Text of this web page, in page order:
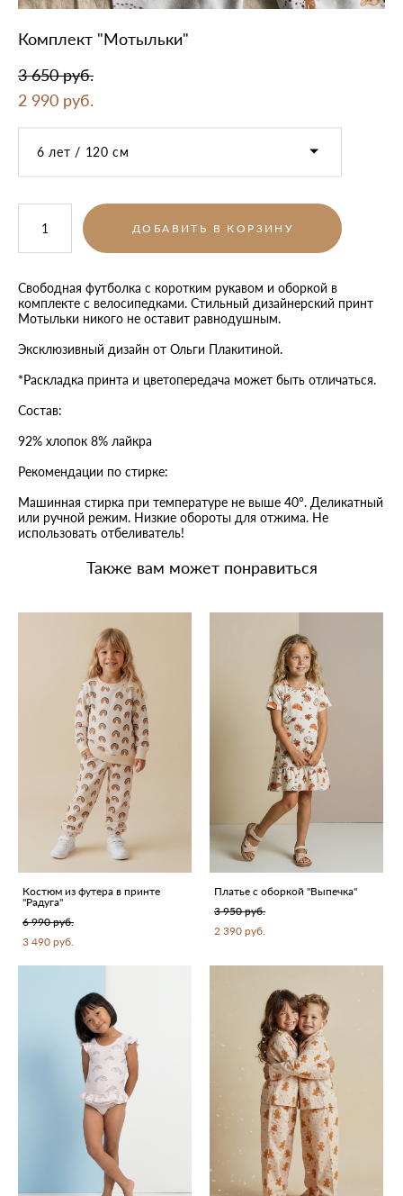
Комплект "Мотыльки"
3 650 pуб.
2 990 pуб.
6 лет / 120 см
ДОБАВИТЬ В КОРЗИНУ
Свободная футболка с коротким рукавом и оборкой в
комплекте с велосипедками. Стильный дизайнерский принт
Мотыльки никого не оставит равнодушным.
​Эксклюзивный дизайн от Ольги Плакитиной.
*Раскладка принта и цветопередача может быть отличаться.
Cостав:
92% хлопок 8% лайкра
Рекомендации по стирке:
Машинная стирка при температуре не выше 40°. Деликатный
или ручной режим. Низкие обороты для отжима. Не
использовать отбеливатель!
Также вам может понравиться
Костюм из футера в принте
"Радуга"
6 990 pуб.
3 490 pуб.
Платье с оборкой "Выпечка"
3 950 pуб.
2 390 pуб.